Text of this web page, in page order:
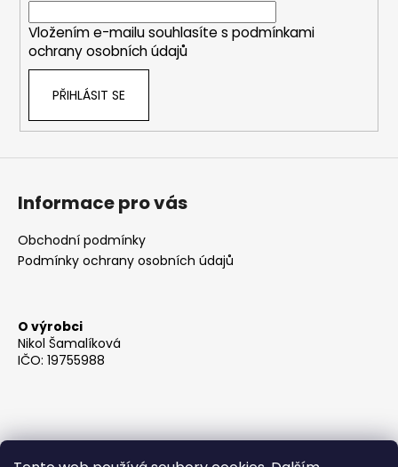
p
r
ý
p
Vložením e-mailu souhlasíte s podmínkami
ochrany osobních údajů
PŘIHLÁSIT SE
Informace pro vás
Obchodní podmínky
Podmínky ochrany osobních údajů
O výrobci
Nikol Šamalíková
IČO: 19755988